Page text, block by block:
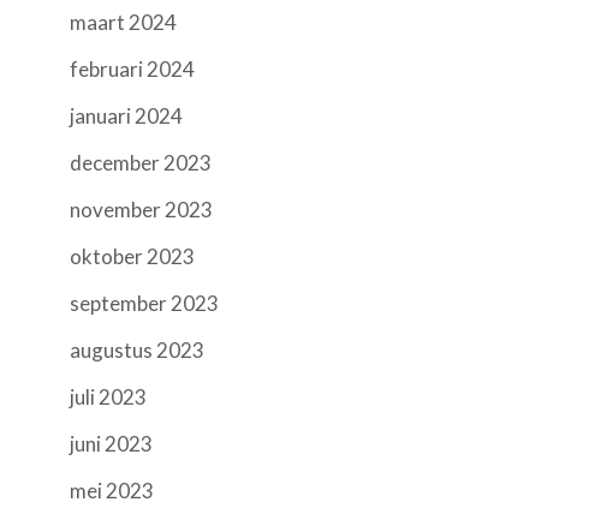
maart 2024
februari 2024
januari 2024
december 2023
november 2023
oktober 2023
september 2023
augustus 2023
juli 2023
juni 2023
mei 2023